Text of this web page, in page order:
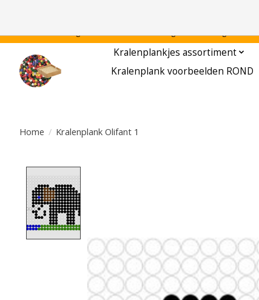
Kralenplankjes assortiment
Kralenplank voorbeelden ROND
Home / Kralenplank Olifant 1